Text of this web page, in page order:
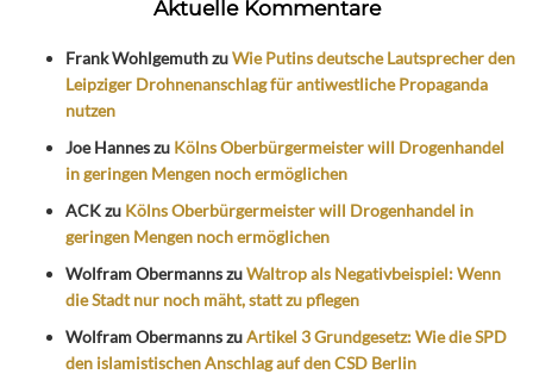
Aktuelle Kommentare
Frank WohlgemuthzuWie Putins deutsche Lautsprecher den
Leipziger Drohnenanschlag für antiwestliche Propaganda
nutzen
Joe Hanneszu Kölns Oberbürgermeister will Drogenhandel
in geringen Mengen noch ermöglichen
ACKzu Kölns Oberbürgermeister will Drogenhandel in
geringen Mengen noch ermöglichen
Wolfram ObermannszuWaltrop als Negativbeispiel: Wenn
die Stadt nur noch mäht, statt zu pflegen
Wolfram ObermannszuArtikel 3 Grundgesetz: Wie die SPD
den islamistischen Anschlag auf den CSD Berlin